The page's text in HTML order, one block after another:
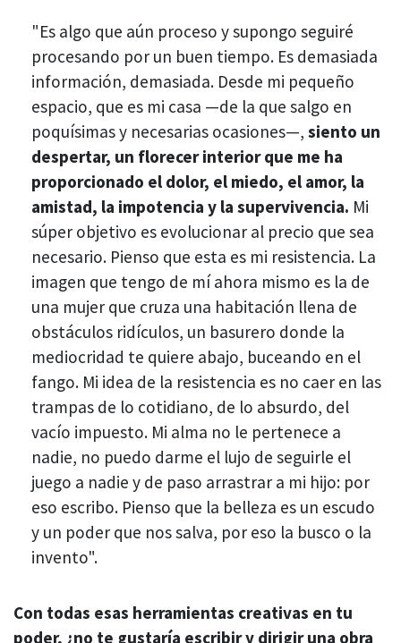
"Es algo que aún proceso y supongo seguiré
procesando por un buen tiempo. Es demasiada
información, demasiada. Desde mi pequeño
espacio, que es mi casa —de la que salgo en
poquísimas y necesarias ocasiones—, siento un
despertar, un florecer interior que me ha
proporcionado el dolor, el miedo, el amor, la
amistad, la impotencia y la supervivencia. Mi
súper objetivo es evolucionar al precio que sea
necesario. Pienso que esta es mi resistencia. La
imagen que tengo de mí ahora mismo es la de
una mujer que cruza una habitación llena de
obstáculos ridículos, un basurero donde la
mediocridad te quiere abajo, buceando en el
fango. Mi idea de la resistencia es no caer en las
trampas de lo cotidiano, de lo absurdo, del
vacío impuesto. Mi alma no le pertenece a
nadie, no puedo darme el lujo de seguirle el
juego a nadie y de paso arrastrar a mi hijo: por
eso escribo. Pienso que la belleza es un escudo
y un poder que nos salva, por eso la busco o la
invento".
Con todas esas herramientas creativas en tu
poder, ¿no te gustaría escribir y dirigir una obra